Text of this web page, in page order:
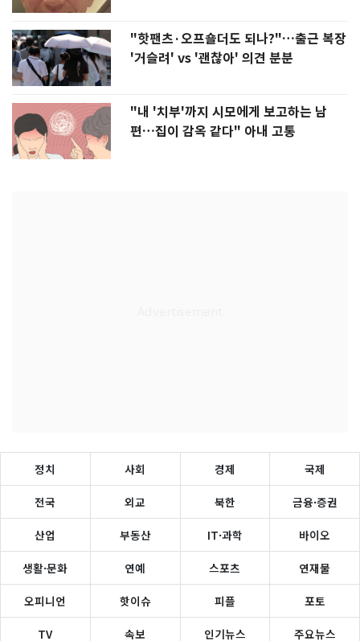
"핫팬츠·오프숄더도 되나?"…출근 복장
'거슬려' vs '괜찮아' 의견 분분
"내 '치부'까지 시모에게 보고하는 남
편…집이 감옥 같다" 아내 고통
정치 사회 경제 국제
전국 외교 북한 금융·증권
산업 부동산 IT·과학 바이오
생활·문화 연예 스포츠 연재물
오피니언 핫이슈 피플 포토
TV 속보 인기뉴스 주요뉴스